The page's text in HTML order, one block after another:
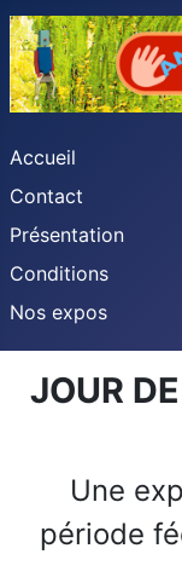
Accueil
Contact
Présentation
Conditions
Nos expos
JOUR
Une
période